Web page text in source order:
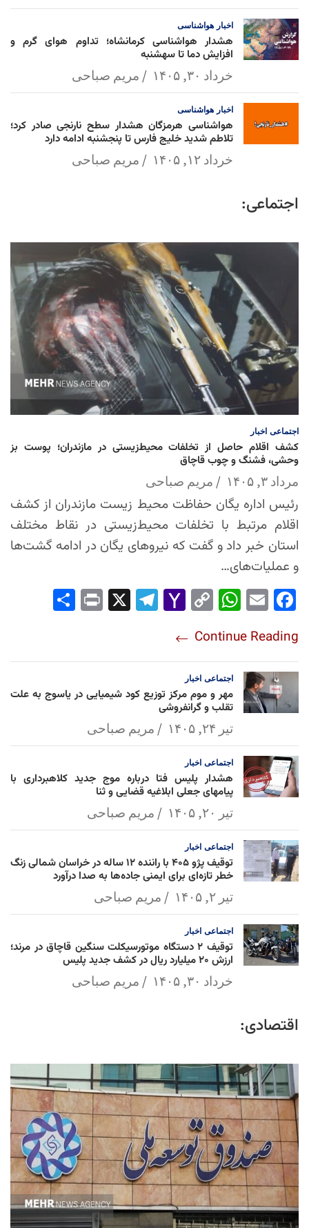
اخبار هواشناسی
هشدار هواشناسی کرمانشاه؛ تداوم هوای گرم و
افزایش دما تا سهشنبه
خرداد ۳۰, ۱۴۰۵ مریم صباحی
اخبار هواشناسی
هواشناسی هرمزگان هشدار سطح نارنجی صادر کرد؛
تلاطم شدید خلیج فارس تا پنجشنبه ادامه دارد
خرداد ۱۲, ۱۴۰۵ مریم صباحی
اجتماعی:
اجتماعی اخبار
کشف اقلام حاصل از تخلفات محیط‌زیستی در مازندران؛ پوست بز
وحشی، فشنگ و چوب قاچاق
مرداد ۳, ۱۴۰۵ مریم صباحی
رئیس اداره یگان حفاظت محیط زیست مازندران از کشف
اقلام مرتبط با تخلفات محیط‌زیستی در نقاط مختلف
استان خبر داد و گفت که نیروهای یگان در ادامه گشت‌ها
و عملیات‌های…
Fac
ok
Em
Wh
Ap
p
Co
Lin
k
Yah
l
Tel
Pri
Continue Reading
اجتماعی اخبار
مهر و موم مرکز توزیع کود شیمیایی در یاسوج به علت
تقلب و گرانفروشی
تیر ۲۴, ۱۴۰۵ مریم صباحی
اجتماعی اخبار
هشدار پلیس فتا درباره موج جدید کلاهبرداری با
پیامهای جعلی ابلاغیه قضایی و ثنا
تیر ۲۰, ۱۴۰۵ مریم صباحی
اجتماعی اخبار
توقیف پژو ۴۰۵ با راننده ۱۲ ساله در خراسان شمالی زنگ
خطر تازه‌ای برای ایمنی جاده‌ها به صدا درآورد
تیر ۲, ۱۴۰۵ مریم صباحی
اجتماعی اخبار
توقیف ۲ دستگاه موتورسیکلت سنگین قاچاق در مرند؛
ارزش ۲۰ میلیارد ریال در کشف جدید پلیس
خرداد ۳۰, ۱۴۰۵ مریم صباحی
اقتصادی: